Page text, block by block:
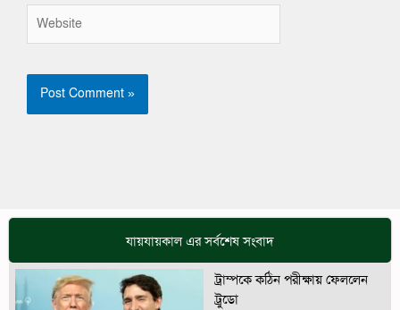
যায়যায়কাল এর সর্বশেষ সংবাদ
ট্রাম্পকে কঠিন পরীক্ষায় ফেললেন
ট্রুডো